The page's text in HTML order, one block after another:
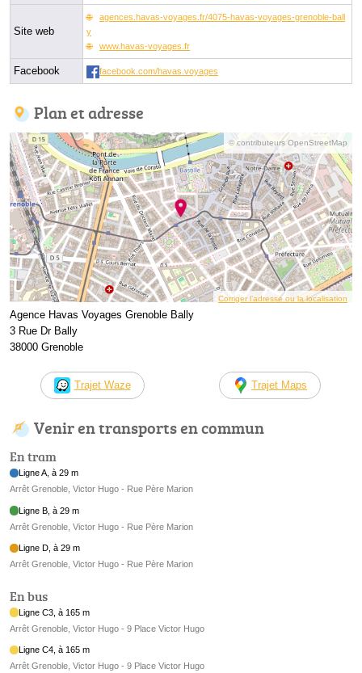
Site web
agences.havas-voyages.fr/4075-havas-voyages-grenoble-ball
y
www.havas-voyages.fr
Facebook facebook.com/havas.voyages
Plan et adresse
© contributeurs OpenStreetMap
Corriger l’adresse ou la localisation
Agence Havas Voyages Grenoble Bally
3 Rue Dr Bally
38000 Grenoble
Trajet Waze Trajet Maps
Venir en transports en commun
En tram
Ligne A, à 29 m
Arrêt Grenoble, Victor Hugo - Rue Père Marion
Ligne B, à 29 m
Arrêt Grenoble, Victor Hugo - Rue Père Marion
Ligne D, à 29 m
Arrêt Grenoble, Victor Hugo - Rue Père Marion
En bus
Ligne C3, à 165 m
Arrêt Grenoble, Victor Hugo - 9 Place Victor Hugo
Ligne C4, à 165 m
Arrêt Grenoble, Victor Hugo - 9 Place Victor Hugo